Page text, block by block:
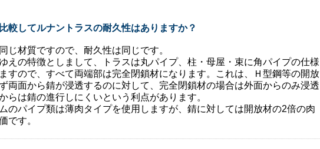
較してルナントラスの耐久性はありますか？
じ材質ですので、耐久性は同じです。
えの特徴としまして、トラスは丸パイプ、柱・母屋・束に角パイプの仕様
すので、すべて両端部は完全閉鎖材になります。これは、Ｈ型鋼等の開放
両面から錆が浸透するのに対して、完全閉鎖材の場合は外面からのみ浸透
らは錆の進行しにくいという利点があります。
のパイプ類は薄肉タイプを使用しますが、錆に対しては開放材の2倍の肉
価です。